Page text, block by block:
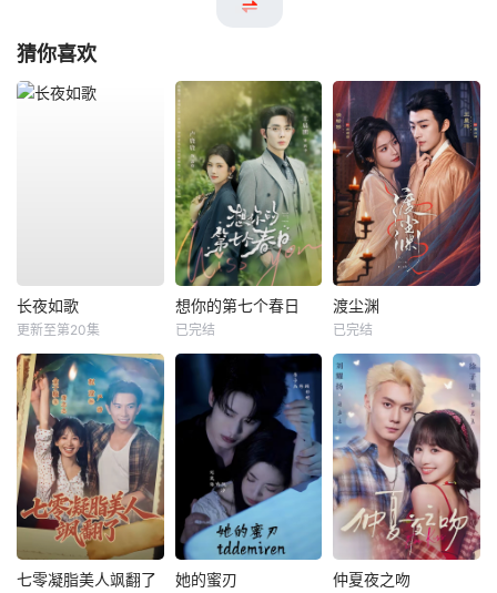
猜你喜欢
长夜如歌
更新至第20集
想你的第七个春日
已完结
渡尘渊
已完结
七零凝脂美人飒翻了 她的蜜刃 仲夏夜之吻